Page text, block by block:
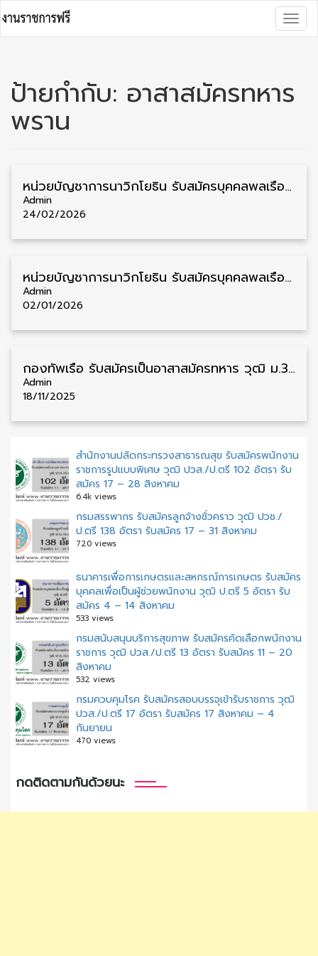
to
content
ป้ายกำกับ: อาสาสมัครทหาร
พราน
หน่วยบัญชาการนาวิกโยธิน รับสมัครบุคคลพลเรือนเข้าเป็นอาสาสมัคร ทหารพรานนาวิกโยธิน วุฒิ ม.3 ชาย/หญิง 100 อัตรา รับสมัครวันที่ 14 มีนาคม
Admin
24/02/2026
หน่วยบัญชาการนาวิกโยธิน รับสมัครบุคคลพลเรือนเข้าเป็นอาสาสมัคร ทหารพรานนาวิกโยธิน 83 อัตรา รับสมัครวันที่ 17 มกราคม
Admin
02/01/2026
กองทัพเรือ รับสมัครเป็นอาสาสมัครทหาร วุฒิ ม.3 101 อัตรา รับสมัคร 15 พฤศจิกายน – 20 ธันวาคม
Admin
18/11/2025
สำนักงานปลัดกระทรวงสาธารณสุข รับสมัครพนักงาน
ราชการรูปแบบพิเศษ วุฒิ ปวส./ป.ตรี 102 อัตรา รับ
สมัคร 17 – 28 สิงหาคม
6.4k views
กรมสรรพากร รับสมัครลูกจ้างชั่วคราว วุฒิ ปวช./
ป.ตรี 138 อัตรา รับสมัคร 17 – 31 สิงหาคม
720 views
ธนาคารเพื่อการเกษตรและสหกรณ์การเกษตร รับสมัคร
บุคคลเพื่อเป็นผู้ช่วยพนักงาน วุฒิ ป.ตรี 5 อัตรา รับ
สมัคร 4 – 14 สิงหาคม
533 views
กรมสนับสนุนบริการสุขภาพ รับสมัครคัดเลือกพนักงาน
ราชการ วุฒิ ปวส./ป.ตรี 13 อัตรา รับสมัคร 11 – 20
สิงหาคม
532 views
กรมควบคุมโรค รับสมัครสอบบรรจุเข้ารับราชการ วุฒิ
ปวส./ป.ตรี 17 อัตรา รับสมัคร 17 สิงหาคม – 4
กันยายน
470 views
กดติดตามกันด้วยนะ